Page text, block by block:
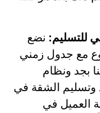
للتسليم: نضع
مع جدول زمني
بجد ونظام
وتسليم الشقة في
العميل في